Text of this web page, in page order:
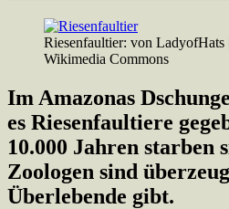
Riesenfaultier: von
Wikimedia Commons
Im Amazonas
es Riesenfaultiere
10.000 Jahren starben
Zoologen sind
Überlebende gibt.